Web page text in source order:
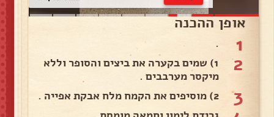
אופן ההכנה
1
.
2
1) שמים בקערה את ביצים והסופר וללא
מיקסר מערבבים .
3 2) מוסיפים את הקמח מלח אבקת אפייה .